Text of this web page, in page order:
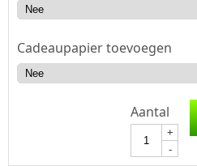
Cadeaupapier toevoegen
Aantal
+
-